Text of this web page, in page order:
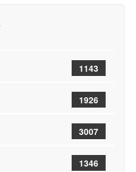
1143
1926
3007
1346